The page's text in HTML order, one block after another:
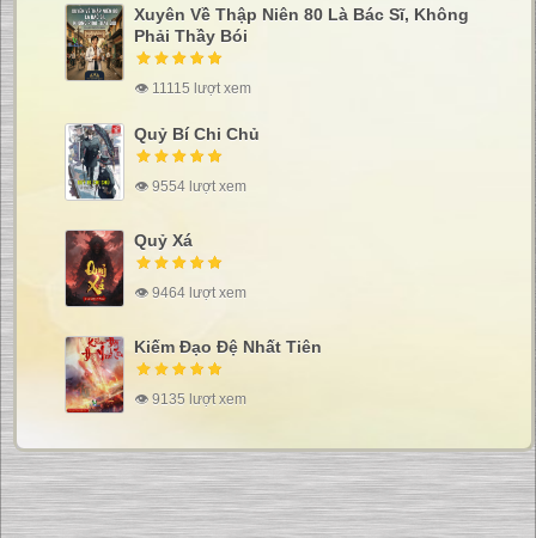
Xuyên Về Thập Niên 80 Là Bác Sĩ, Không
Phải Thầy Bói
👁 11115 lượt xem
Quỷ Bí Chi Chủ
👁 9554 lượt xem
Quỷ Xá
👁 9464 lượt xem
Kiếm Đạo Đệ Nhất Tiên
👁 9135 lượt xem